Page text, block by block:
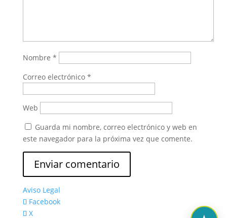
Nombre *
Correo electrónico *
Web
Guarda mi nombre, correo electrónico y web en
este navegador para la próxima vez que comente.
Aviso Legal
Facebook
X